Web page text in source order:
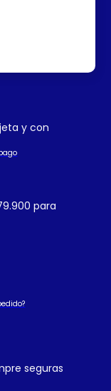
y con
para
seguras